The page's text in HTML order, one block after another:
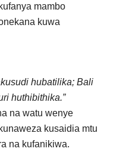
mambo
kuwa
hubatilika; Bali
huthibithika.”
na watu wenye
kusaidia mtu
na kufanikiwa.